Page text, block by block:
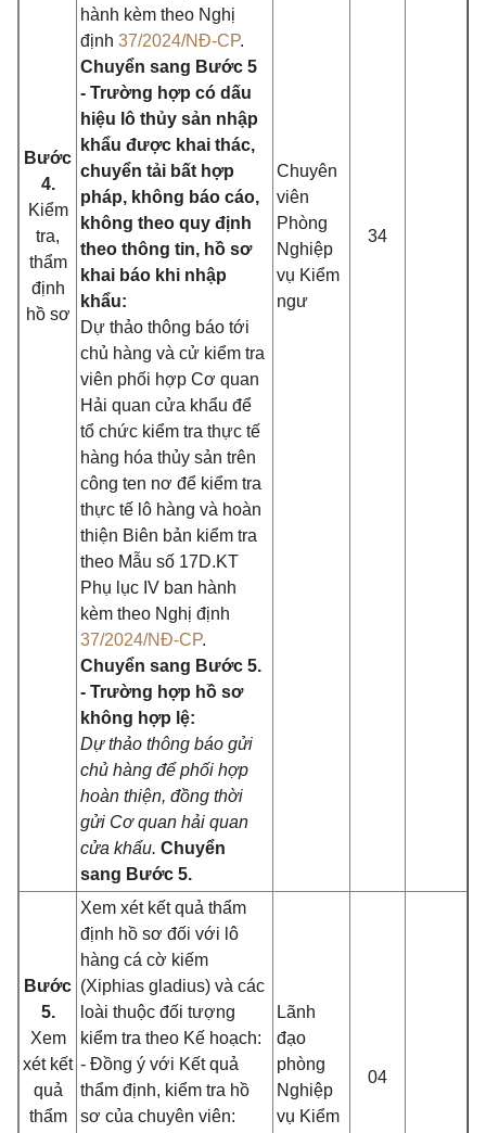
Bước
4.
Kiểm
tra,
thẩm
định
hồ sơ
hành kèm theo Nghị
định 37/2024/NĐ-CP.
Chuyển sang Bước 5
- Trường hợp có dấu
hiệu lô thủy sản nhập
khẩu được khai thác,
chuyển tải bất hợp
pháp, không báo cáo,
không theo quy định
theo thông tin, hồ sơ
khai báo khi nhập
khẩu:
Dự thảo thông báo tới
chủ hàng và cử kiểm tra
viên phối hợp Cơ quan
Hải quan cửa khẩu để
tổ chức kiểm tra thực tế
hàng hóa thủy sản trên
công ten nơ để kiểm tra
thực tế lô hàng và hoàn
thiện Biên bản kiểm tra
theo Mẫu số 17D.KT
Phụ lục IV ban hành
kèm theo Nghị định
37/2024/NĐ-CP.
Chuyển sang Bước 5.
- Trường hợp hồ sơ
không hợp lệ:
Dự thảo thông báo gửi
chủ hàng để phối hợp
hoàn thiện, đồng thời
gửi Cơ quan hải quan
cửa khẩu. Chuyển
sang Bước 5.
Chuyên
viên
Phòng
Nghiệp
vụ Kiểm
ngư
34
Bước
5.
Xem
xét kết
quả
thẩm
Xem xét kết quả thẩm
định hồ sơ đối với lô
hàng cá cờ kiếm
(Xiphias gladius) và các
loài thuộc đối tượng
kiểm tra theo Kế hoạch:
- Đồng ý với Kết quả
thẩm định, kiểm tra hồ
sơ của chuyên viên:
Lãnh
đạo
phòng
Nghiệp
vụ Kiểm
04